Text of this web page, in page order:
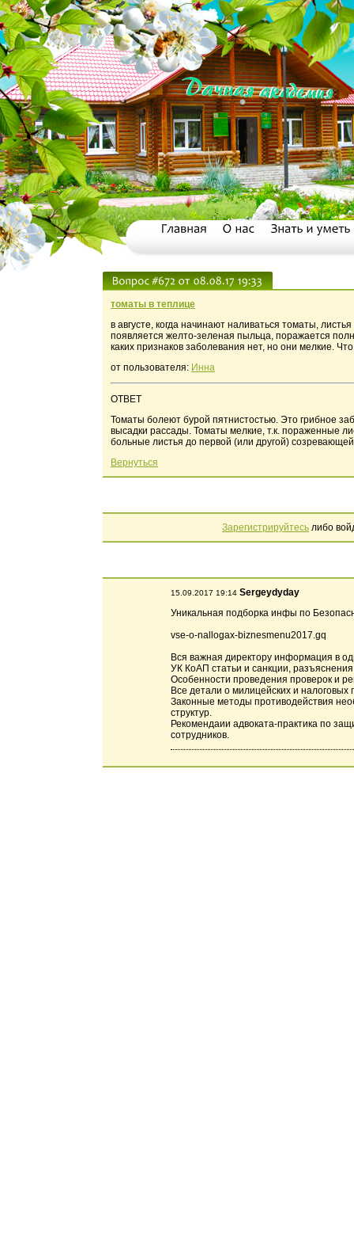
томаты в теплице
в августе, когда начинают наливаться томаты,
появляется желто-зеленая пыльца, поражается
каких признаков заболевания нет, но они мелкие.
от пользователя: Инна
ОТВЕТ
Томаты болеют бурой пятнистостью. Это грибное
высадки рассады. Томаты мелкие, т.к. пораженные
больные листья до первой (или другой) созревающей
Вернуться
Зарегистрируйтесь либо
15.09.2017 19:14 Sergeydyday
Уникальная подборка инфы по
vse-o-nallogax-biznesmenu2017.gq
Вся важная директору информация в
УК КоАП статьи и санкции, разъяснения
Особенности проведения проверок и
Все детали о милицейских и налоговых
Законные методы противодействия
структур.
Рекомендаии адвоката-практика по
сотрудников.